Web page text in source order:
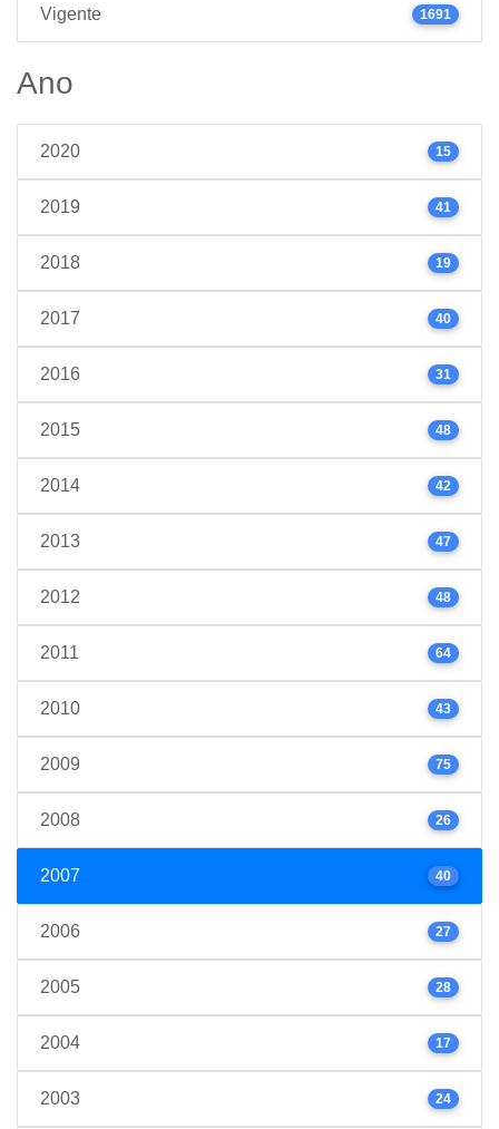
Vigente 1691
Ano
2020 15
2019 41
2018 19
2017 40
2016 31
2015 48
2014 42
2013 47
2012 48
2011 64
2010 43
2009 75
2008 26
2007 40
2006 27
2005 28
2004 17
2003 24